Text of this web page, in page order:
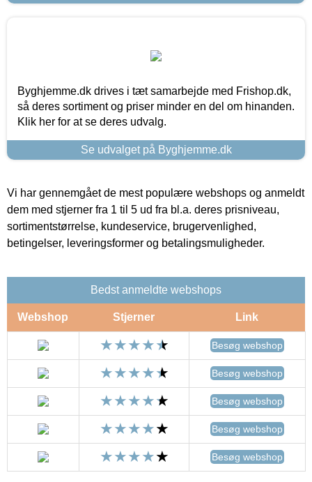
Byghjemme.dk drives i tæt samarbejde med Frishop.dk,
så deres sortiment og priser minder en del om hinanden.
Klik her for at se deres udvalg.
Se udvalget på Byghjemme.dk
Vi har gennemgået de mest populære webshops og anmeldt
dem med stjerner fra 1 til 5 ud fra bl.a. deres prisniveau,
sortimentstørrelse, kundeservice, brugervenlighed,
betingelser, leveringsformer og betalingsmuligheder.
Bedst anmeldte webshops
Webshop Stjerner Link
Besøg webshop
Besøg webshop
Besøg webshop
Besøg webshop
Besøg webshop